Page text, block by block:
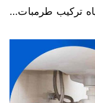
تركيب طرمبات…